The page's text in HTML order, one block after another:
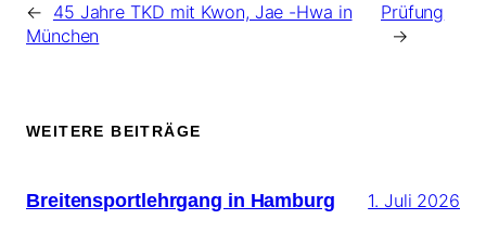
← 45 Jahre TKD mit Kwon, Jae -Hwa in
München
Prüfung
→
WEITERE BEITRÄGE
Breitensportlehrgang in Hamburg 1. Juli 2026